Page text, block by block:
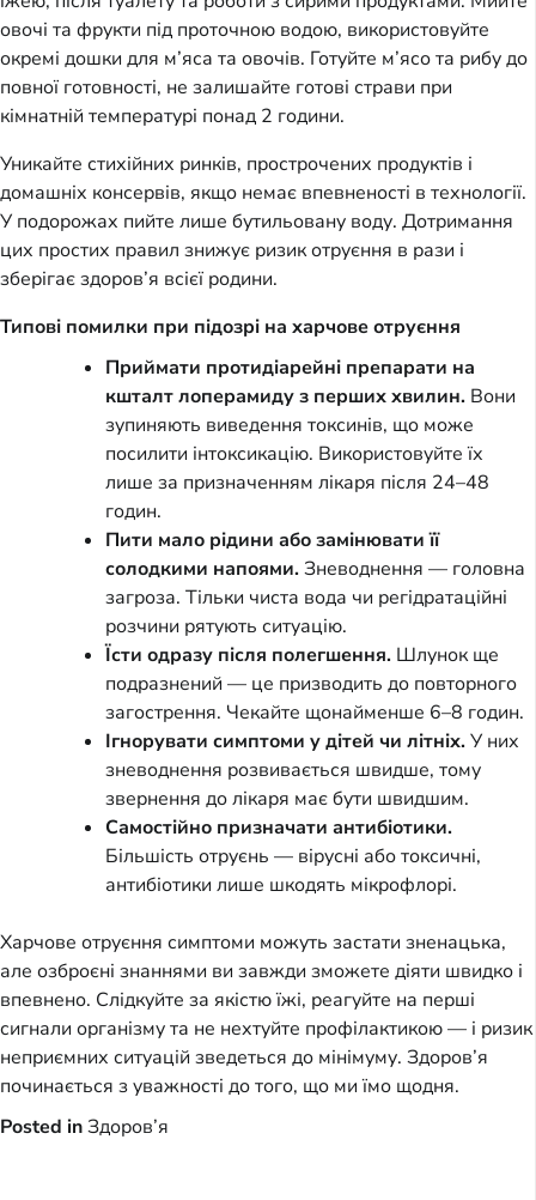
овочі та фрукти під проточною водою, використовуйте
окремі дошки для м’яса та овочів. Готуйте м’ясо та рибу до
повної готовності, не залишайте готові страви при
кімнатній температурі понад 2 години.
Уникайте стихійних ринків, прострочених продуктів і
домашніх консервів, якщо немає впевненості в технології.
У подорожах пийте лише бутильовану воду. Дотримання
цих простих правил знижує ризик отруєння в рази і
зберігає здоров’я всієї родини.
Типові помилки при підозрі на харчове отруєння
Приймати протидіарейні препарати на
кшталт лоперамиду з перших хвилин. Вони
зупиняють виведення токсинів, що може
посилити інтоксикацію. Використовуйте їх
лише за призначенням лікаря після 24–48
годин.
Пити мало рідини або замінювати її
солодкими напоями.Зневоднення — головна
загроза. Тільки чиста вода чи регідратаційні
розчини рятують ситуацію.
Їсти одразу після полегшення. Шлунок ще
подразнений — це призводить до повторного
загострення. Чекайте щонайменше 6–8 годин.
Ігнорувати симптоми у дітей чи літніх.У них
зневоднення розвивається швидше, тому
звернення до лікаря має бути швидшим.
Самостійно призначати антибіотики.
Більшість отруєнь — вірусні або токсичні,
антибіотики лише шкодять мікрофлорі.
Харчове отруєння симптоми можуть застати зненацька,
але озброєні знаннями ви завжди зможете діяти швидко і
впевнено. Слідкуйте за якістю їжі, реагуйте на перші
сигнали організму та не нехтуйте профілактикою — і ризик
неприємних ситуацій зведеться до мінімуму. Здоров’я
починається з уважності до того, що ми їмо щодня.
Posted inЗдоров’я